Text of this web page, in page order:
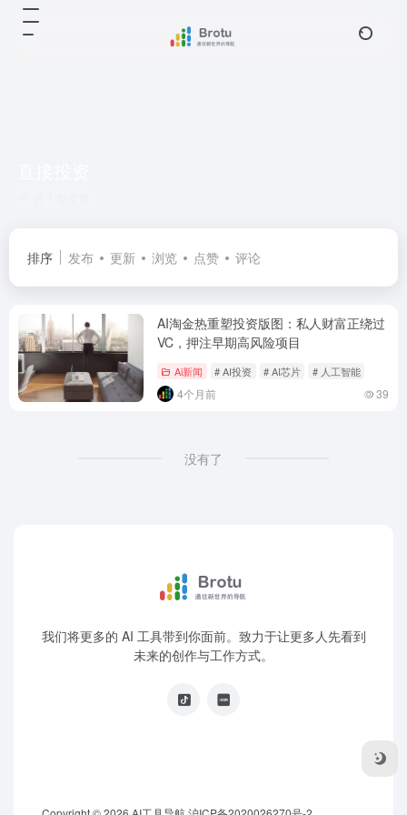
排序 发布 更新 浏览 点赞 评论
AI淘金热重塑投资版图：私人财富正绕过
VC，押注早期高风险项目
Ai新闻 # AI投资 # AI芯片 # 人工智能
4个月前 39
没有了
我们将更多的 AI 工具带到你面前。致力于让更多人先看到
未来的创作与工作方式。